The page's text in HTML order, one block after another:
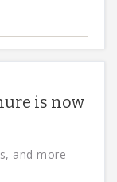
is now
and more